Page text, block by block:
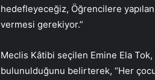
hedefleyeceğiz, Öğrencilere
vermesi gerekiyor.”
Meclis Kâtibi seçilen Emine Ela
bulunulduğunu belirterek, “Her